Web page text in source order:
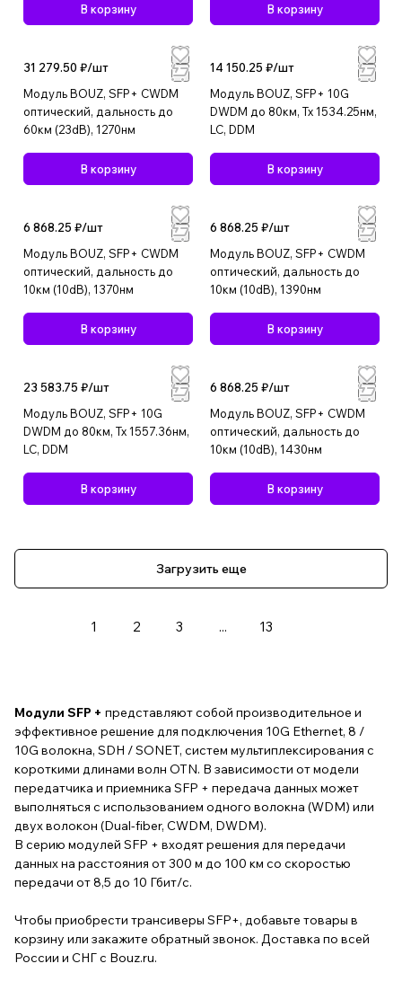
В корзину В корзину
31 279.50 ₽/шт
Модуль BOUZ, SFP+ CWDM
оптический, дальность до
60км (23dB), 1270нм
В корзину
14 150.25 ₽/шт
Модуль BOUZ, SFP+ 10G
DWDM до 80км, Tx 1534.25нм,
LC, DDM
В корзину
6 868.25 ₽/шт
Модуль BOUZ, SFP+ CWDM
оптический, дальность до
10км (10dB), 1370нм
В корзину
6 868.25 ₽/шт
Модуль BOUZ, SFP+ CWDM
оптический, дальность до
10км (10dB), 1390нм
В корзину
23 583.75 ₽/шт
Модуль BOUZ, SFP+ 10G
DWDM до 80км, Tx 1557.36нм,
LC, DDM
В корзину
6 868.25 ₽/шт
Модуль BOUZ, SFP+ CWDM
оптический, дальность до
10км (10dB), 1430нм
В корзину
Загрузить еще
1 2 3 ... 13
Модули SFP + представляют собой производительное и
эффективное решение для подключения 10G Ethernet, 8 /
10G волокна, SDH / SONET, систем мультиплексирования с
короткими длинами волн OTN. В зависимости от модели
передатчика и приемника SFP + передача данных может
выполняться с использованием одного волокна (WDM) или
двух волокон (Dual-fiber, CWDM, DWDM).
В серию модулей SFP + входят решения для передачи
данных на расстояния от 300 м до 100 км со скоростью
передачи от 8,5 до 10 Гбит/с.
Чтобы приобрести трансиверы SFP+, добавьте товары в
корзину или закажите обратный звонок. Доставка по всей
России и СНГ с Bouz.ru.